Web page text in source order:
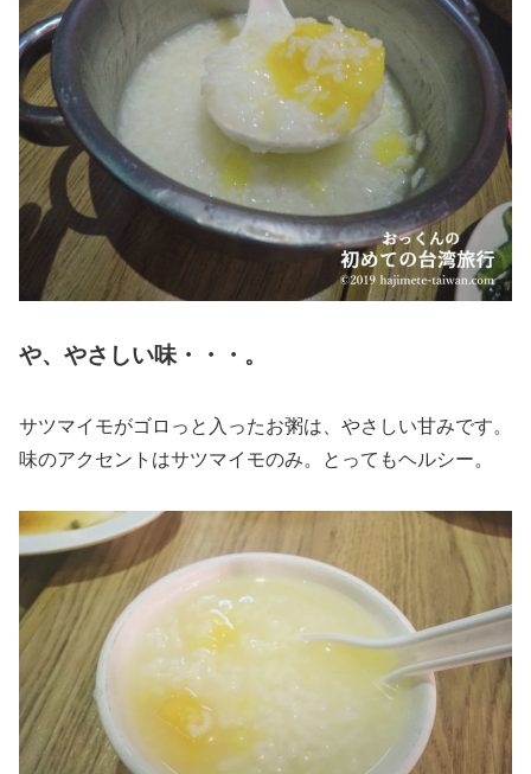
や、やさしい味・・・。
サツマイモがゴロっと入ったお粥は、やさしい甘みです。
味のアクセントはサツマイモのみ。とってもヘルシー。